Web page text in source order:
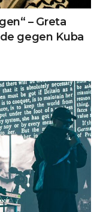
– Greta
gegen Kuba